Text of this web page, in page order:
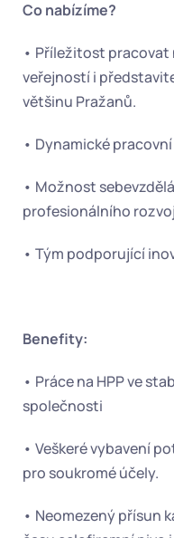
Co nabízíme?
• Příležitost
veřejností i
většinu Pražanů.
• Dynamické
• Možnost
profesionálního
• Tým podporující
Benefity:
• Práce na HPP ve
společnosti
• Veškeré vybavení
pro soukromé účely.
• Neomezený přísun